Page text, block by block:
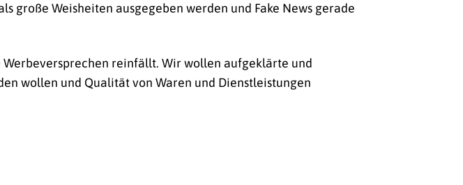
große Weisheiten ausgegeben werden und Fake News gerade
reinfällt. Wir wollen aufgeklärte und
wollen und Qualität von Waren und Dienstleistungen